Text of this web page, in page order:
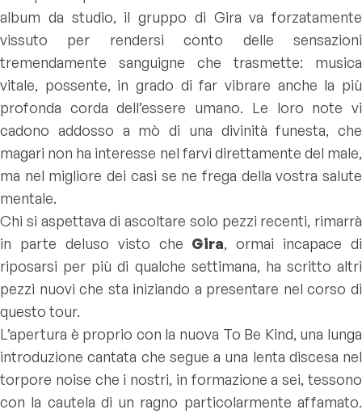
album da studio, il gruppo di Gira va forzatamente
vissuto per rendersi conto delle sensazioni
tremendamente sanguigne che trasmette: musica
vitale, possente, in grado di far vibrare anche la più
profonda corda dell’essere umano. Le loro note vi
cadono addosso a mò di una divinità funesta, che
magari non ha interesse nel farvi direttamente del male,
ma nel migliore dei casi se ne frega della vostra salute
mentale.
Chi si aspettava di ascoltare solo pezzi recenti, rimarrà
in parte deluso visto che Gira, ormai incapace di
riposarsi per più di qualche settimana, ha scritto altri
pezzi nuovi che sta iniziando a presentare nel corso di
questo tour.
L’apertura è proprio con la nuova To Be Kind, una lunga
introduzione cantata che segue a una lenta discesa nel
torpore noise che i nostri, in formazione a sei, tessono
con la cautela di un ragno particolarmente affamato.